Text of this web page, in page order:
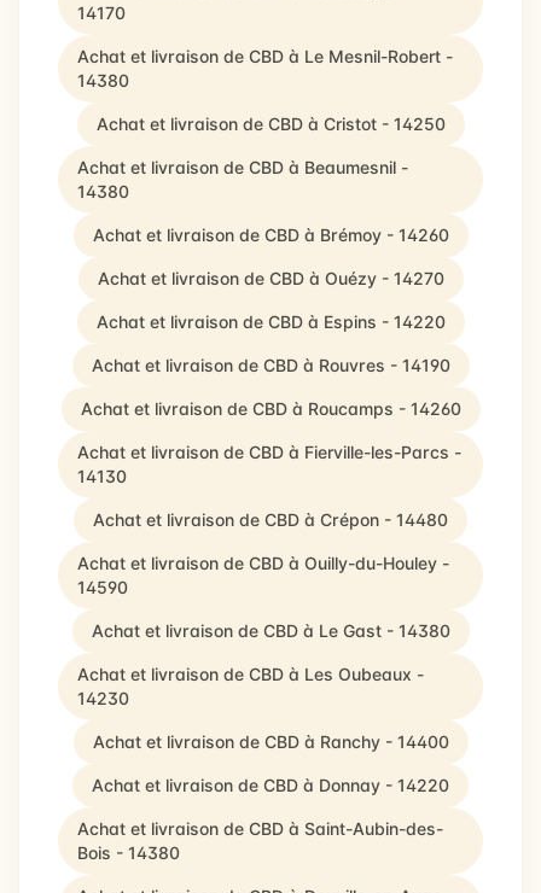
14170
Achat et livraison de CBD à Le Mesnil-Robert -
14380
Achat et livraison de CBD à Cristot - 14250
Achat et livraison de CBD à Beaumesnil -
14380
Achat et livraison de CBD à Brémoy - 14260
Achat et livraison de CBD à Ouézy - 14270
Achat et livraison de CBD à Espins - 14220
Achat et livraison de CBD à Rouvres - 14190
Achat et livraison de CBD à Roucamps - 14260
Achat et livraison de CBD à Fierville-les-Parcs -
14130
Achat et livraison de CBD à Crépon - 14480
Achat et livraison de CBD à Ouilly-du-Houley -
14590
Achat et livraison de CBD à Le Gast - 14380
Achat et livraison de CBD à Les Oubeaux -
14230
Achat et livraison de CBD à Ranchy - 14400
Achat et livraison de CBD à Donnay - 14220
Achat et livraison de CBD à Saint-Aubin-des-
Bois - 14380